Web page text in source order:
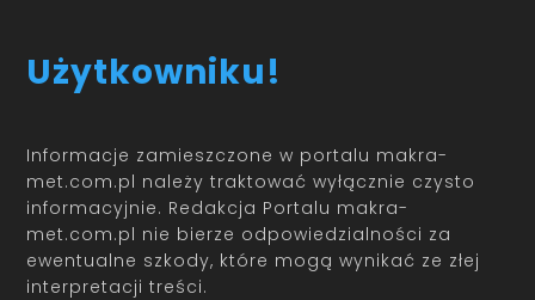
Użytkowniku!
Informacje zamieszczone w portalu makra-
met.com.pl należy traktować wyłącznie czysto
informacyjnie. Redakcja Portalu makra-
met.com.pl nie bierze odpowiedzialności za
ewentualne szkody, które mogą wynikać ze złej
interpretacji treści.